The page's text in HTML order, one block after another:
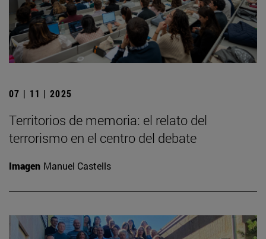
07 | 11 | 2025
Territorios de memoria: el relato del
terrorismo en el centro del debate
Imagen Manuel Castells